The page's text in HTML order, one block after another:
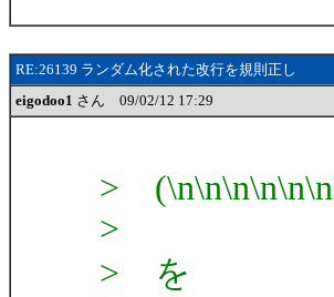
RE:26139 ランダム化された改行を規則正し
eigodoo1 さん 09/02/12 17:29
>
>
> を